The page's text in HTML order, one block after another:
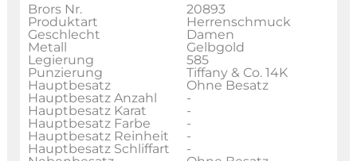
Brors Nr.
20893
Produktart
Herrenschmuck
Geschlecht
Damen
Metall
Gelbgold
Legierung
585
Punzierung
Tiffany & Co. 14K
Hauptbesatz
Ohne Besatz
Hauptbesatz Anzahl
-
Hauptbesatz Karat
-
Hauptbesatz Farbe
-
Hauptbesatz Reinheit
-
Hauptbesatz Schliffart
-